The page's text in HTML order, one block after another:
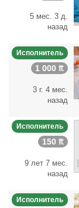
5 мес. 3 д.
назад
Исполнитель
1 000 ₶
3 г. 4 мес.
назад
Исполнитель
150 ₶
9 лет 7 мес.
назад
Исполнитель